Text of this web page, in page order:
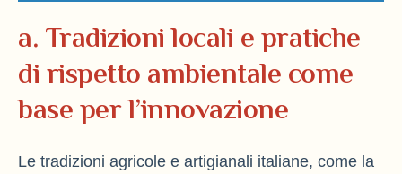
a. Tradizioni locali e pratiche
di rispetto ambientale come
base per l’innovazione
Le tradizioni agricole e artigianali italiane, come la